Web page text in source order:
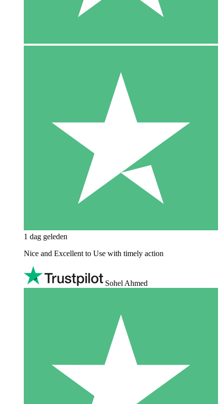
1 dag geleden
Nice and Excellent to Use with timely action
Sohel Ahmed